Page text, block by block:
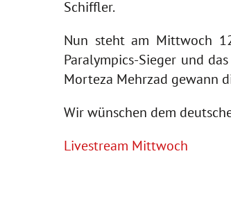
Schiffler.
Nun steht am Mittwoch
Paralympics-Sieger und
Morteza Mehrzad gewann
Wir wünschen dem
Livestream Mittwoch